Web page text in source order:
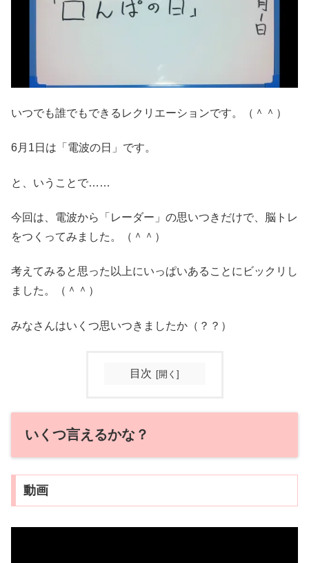
いつでも誰でもできるレクリエーションです。（＾＾）
6月1日は「電波の日」です。
と、いうことで……
今回は、電波から「レーダー」の思いつきだけで、脳トレ
をつくってみました。（＾＾）
考えてみると思った以上にいっぱいあることにビックリし
ました。（＾＾）
みなさんはいくつ思いつきましたか（？？）
目次
いくつ言えるかな？
動画